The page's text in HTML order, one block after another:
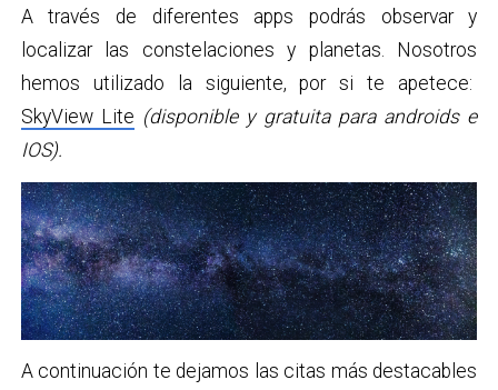
A través de diferentes apps podrás observar y
localizar las constelaciones y planetas. Nosotros
hemos utilizado la siguiente, por si te apetece:
SkyView Lite (disponible y gratuita para androids e
IOS).
A continuación te dejamos las citas más destacables